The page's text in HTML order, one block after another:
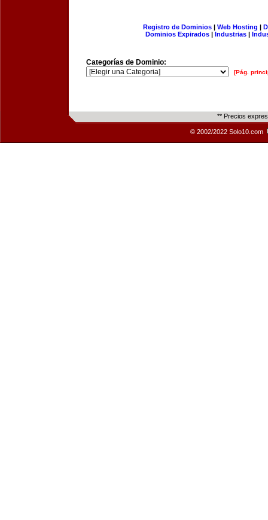
Registro de Dominios| Web Hosting |
Dominios Expirados | Industrias |
Categorías de Dominio:
[Pág.
** Precios
© 2002/2022 Solo10.com